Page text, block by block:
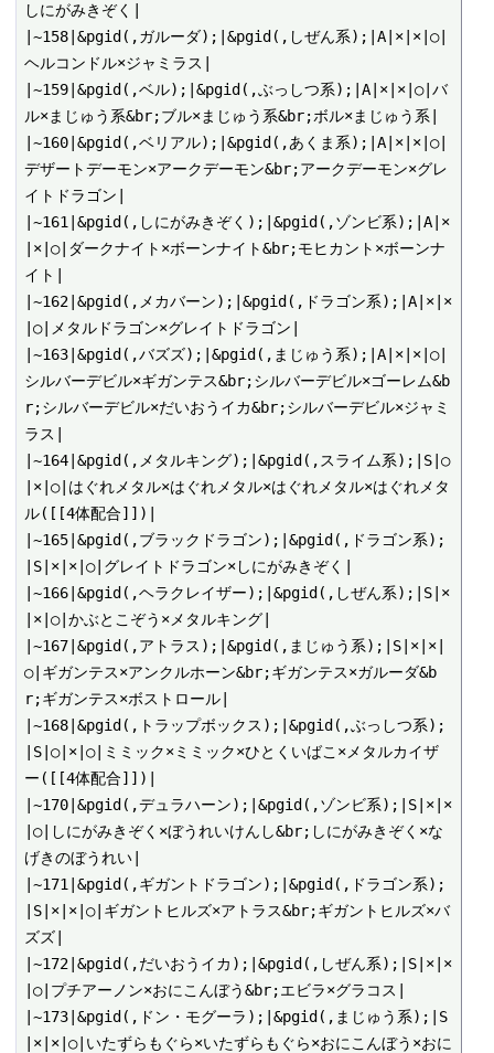
しにがみきぞく|
|~158|&pgid(,ガルーダ);|&pgid(,しぜん系);|A|×|×|○|
ヘルコンドル×ジャミラス|
|~159|&pgid(,ベル);|&pgid(,ぶっしつ系);|A|×|×|○|バ
ル×まじゅう系&br;ブル×まじゅう系&br;ボル×まじゅう系|
|~160|&pgid(,ベリアル);|&pgid(,あくま系);|A|×|×|○|
デザートデーモン×アークデーモン&br;アークデーモン×グレ
イトドラゴン|
|~161|&pgid(,しにがみきぞく);|&pgid(,ゾンビ系);|A|×
|×|○|ダークナイト×ボーンナイト&br;モヒカント×ボーンナ
イト|
|~162|&pgid(,メカバーン);|&pgid(,ドラゴン系);|A|×|×
|○|メタルドラゴン×グレイトドラゴン|
|~163|&pgid(,バズズ);|&pgid(,まじゅう系);|A|×|×|○|
シルバーデビル×ギガンテス&br;シルバーデビル×ゴーレム&b
r;シルバーデビル×だいおうイカ&br;シルバーデビル×ジャミ
ラス|
|~164|&pgid(,メタルキング);|&pgid(,スライム系);|S|○
|×|○|はぐれメタル×はぐれメタル×はぐれメタル×はぐれメタ
ル([[4体配合]])|
|~165|&pgid(,ブラックドラゴン);|&pgid(,ドラゴン系);
|S|×|×|○|グレイトドラゴン×しにがみきぞく|
|~166|&pgid(,ヘラクレイザー);|&pgid(,しぜん系);|S|×
|×|○|かぶとこぞう×メタルキング|
|~167|&pgid(,アトラス);|&pgid(,まじゅう系);|S|×|×|
○|ギガンテス×アンクルホーン&br;ギガンテス×ガルーダ&b
r;ギガンテス×ボストロール|
|~168|&pgid(,トラップボックス);|&pgid(,ぶっしつ系);
|S|○|×|○|ミミック×ミミック×ひとくいばこ×メタルカイザ
ー([[4体配合]])|
|~170|&pgid(,デュラハーン);|&pgid(,ゾンビ系);|S|×|×
|○|しにがみきぞく×ぼうれいけんし&br;しにがみきぞく×な
げきのぼうれい|
|~171|&pgid(,ギガントドラゴン);|&pgid(,ドラゴン系);
|S|×|×|○|ギガントヒルズ×アトラス&br;ギガントヒルズ×バ
ズズ|
|~172|&pgid(,だいおうイカ);|&pgid(,しぜん系);|S|×|×
|○|プチアーノン×おにこんぼう&br;エビラ×グラコス|
|~173|&pgid(,ドン・モグーラ);|&pgid(,まじゅう系);|S
|×|×|○|いたずらもぐら×いたずらもぐら×おにこんぼう×おに